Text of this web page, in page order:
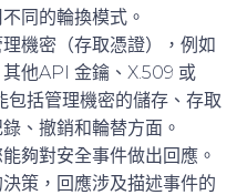
同的輪換模式。
機密（存取憑證），例如
他API 金鑰、X.509 或
包括管理機密的儲存、存取
、撤銷和輪替方面。
夠對安全事件做出回應。
策，回應涉及描述事件的